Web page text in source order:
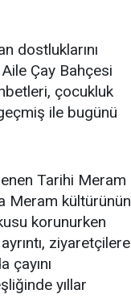
dostluklarını
Çay Bahçesi
çocukluk
ile bugünü
Tarihi Meram
Meram kültürünün
korunurken
ziyaretçilere
çayını
yıllar